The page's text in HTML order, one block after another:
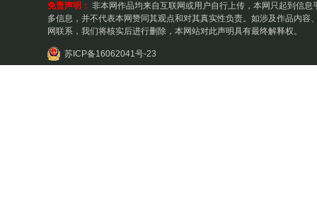
免责声明： 非本网作品均来自互联网或用户自行上传，本网只起到信息
多信息，并不代表本网赞同其观点和对其真实性负责。如涉及作品内容
网联系，我们将核实后进行删除，本网站对此声明具有最终解释权。
苏ICP备16062041号-23